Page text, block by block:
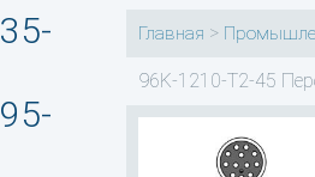
Главная >
96K-1210-T2-45